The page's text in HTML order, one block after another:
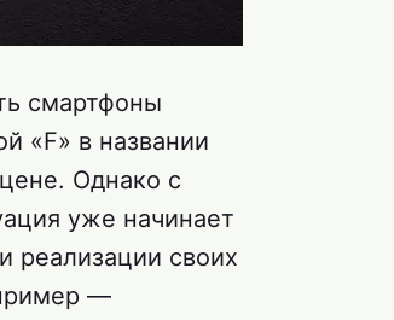
смартфоны
«F» в названии
Однако с
уже начинает
реализации своих
—